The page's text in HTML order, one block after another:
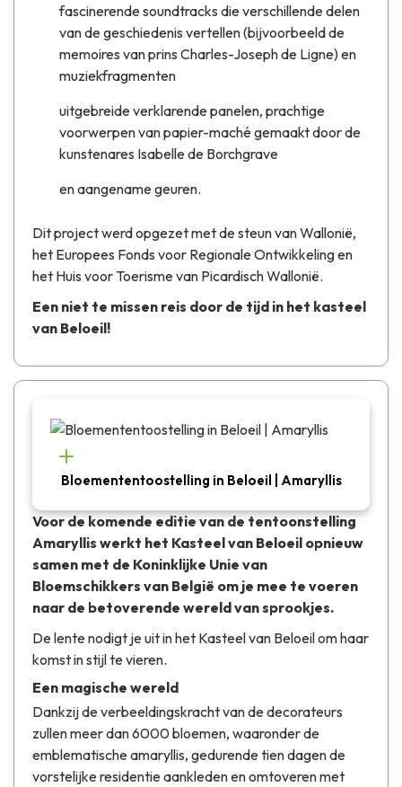
fascinerende soundtracks die verschillende delen
van de geschiedenis vertellen (bijvoorbeeld de
memoires van prins Charles-Joseph de Ligne) en
muziekfragmenten
uitgebreide verklarende panelen, prachtige
voorwerpen van papier-maché gemaakt door de
kunstenares Isabelle de Borchgrave
en aangename geuren.
Dit project werd opgezet met de steun van Wallonië,
het Europees Fonds voor Regionale Ontwikkeling en
het Huis voor Toerisme van Picardisch Wallonië.
Een niet te missen reis door de tijd in het kasteel
van Beloeil!
Bloemententoostelling in Beloeil | Amaryllis
Voor de komende editie van de tentoonstelling
Amaryllis werkt het Kasteel van Beloeil opnieuw
samen met de Koninklijke Unie van
Bloemschikkers van België om je mee te voeren
naar de betoverende wereld van sprookjes.
De lente nodigt je uit in het Kasteel van Beloeil om haar
komst in stijl te vieren.
Een magische wereld
Dankzij de verbeeldingskracht van de decorateurs
zullen meer dan 6000 bloemen, waaronder de
emblematische amaryllis, gedurende tien dagen de
vorstelijke residentie aankleden en omtoveren met